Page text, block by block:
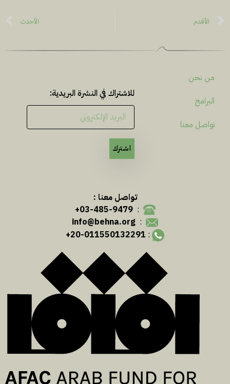
الأقدم الأحدث
من نحن
البرامج
تواصل معنا
للاشتراك في النشرة البريدية:
اشترك
تواصل معنا :
:
03-485-9479+
:
info@behna.org
:
20-011550132291+